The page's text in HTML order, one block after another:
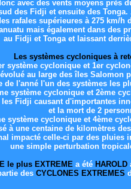
avec des vents moyens près
des Fidji et ensuite des
rafales supérieures à 275 km/
mais également dans des
au Fidji et Tonga et laissant
Les systèmes cycloniques à
système cyclonique et 1er
au large des îles Salomon
de l'anné l'un des systèmes les
système cyclonique et 2ème
Fidji causant d'importantes
et la mort de 2
système cyclonique et 4ème
à une centaine de kilomètres
impacté celle-ci par des pluies
une simple perturbation
le plus EXTREME a été HAROLD
des CYCLONES EXTREMES